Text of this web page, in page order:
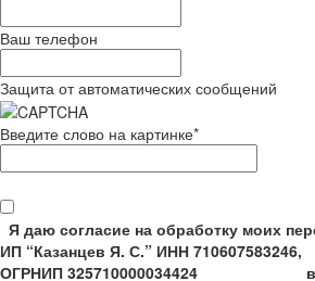
Ваш телефон
Защита от автоматических сообщений
Введите слово на картинке*
Я даю согласие на обработку моих
ИП “Казанцев Я. С.” ИНН 710607583246,
ОГРНИП 325710000034424